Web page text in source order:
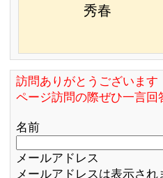
秀春
訪問ありがとうございます
ページ訪問の際ぜひ一言
名前
メールアドレス
メールアドレスは表示さ